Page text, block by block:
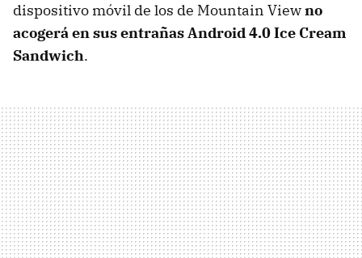
dispositivo móvil de los de Mountain Viewno
acogerá en sus entrañas Android 4.0 Ice Cream
Sandwich.